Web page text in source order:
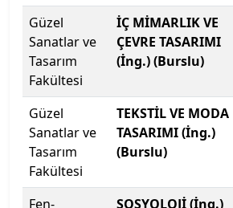
İstanbul Ticaret Üniversitesi
İstanbul Topkapı Üniversitesi
İstanbul Üniversitesi
İstanbul Üniversitesi-Cerrahpaşa
İstanbul Yeni Yüzyıl Üniversitesi
Güzel
Sanatlar ve
Tasarım
Fakültesi
İÇ MİMARLIK VE
ÇEVRE TASARIMI
(İng.) (Burslu)
Güzel
Sanatlar ve
Tasarım
Fakültesi
TEKSTİL VE MODA
TASARIMI (İng.)
(Burslu)
Fen-
SOSYOLOJİ (İng.)